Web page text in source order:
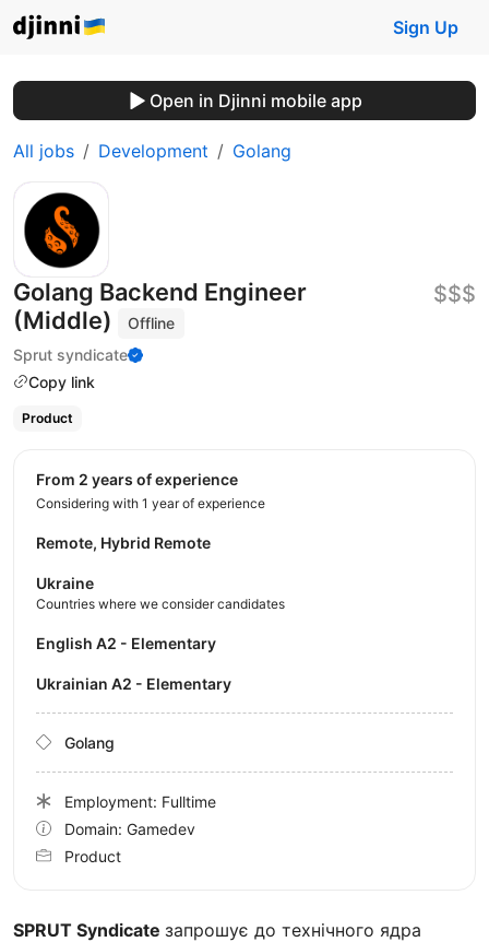
Sign Up
Open in Djinni mobile app
All jobs Development Golang
Golang Backend Engineer
(Middle)
Offline
Sprut syndicate
Copy link
$$$
Product
SPRUT Syndicate запрошує до технічного ядра
from 2 years of experience
Considering with 1 year of experience
Remote, Hybrid Remote
Ukraine
Countries where we consider candidates
English A2 - Elementary
Ukrainian A2 - Elementary
Golang
Employment: Fulltime
Domain: Gamedev
Product